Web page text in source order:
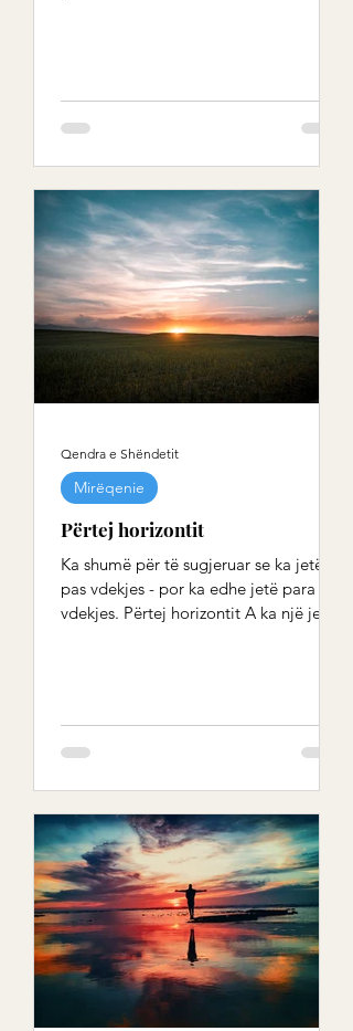
Përtej horizontit
Ka shumë për të sugjeruar se ka jetë
pas vdekjes - por ka edhe jetë para
vdekjes. Përtej horizontit A ka një jetë
Mirëqenie
Qendra e Shëndetit